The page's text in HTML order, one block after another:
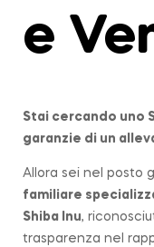
e
Stai cercando uno
garanzie di un
Allora sei nel posto
familiare
Shiba Inu,
trasparenza nel